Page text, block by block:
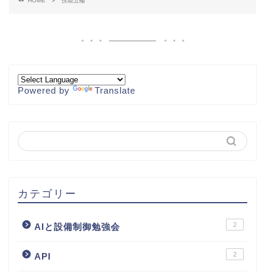
Powered by Translate
カテゴリー
AIと設備制御勉強会 2
API 2